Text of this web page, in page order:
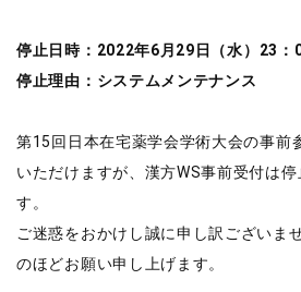
停止日時：2022年6月29日（水）23：
停止理由：システムメンテナンス
第15回日本在宅薬学会学術大会の事前
いただけますが、漢方WS事前受付は
す。
ご迷惑をおかけし誠に申し訳ございま
のほどお願い申し上げます。